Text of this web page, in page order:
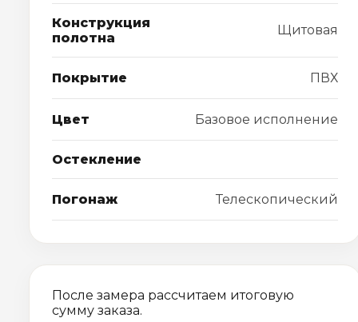
Конструкция
полотна
Щитовая
Покрытие ПВХ
Цвет Базовое исполнение
Остекление
Погонаж Телескопический
После замера рассчитаем итоговую
сумму заказа.